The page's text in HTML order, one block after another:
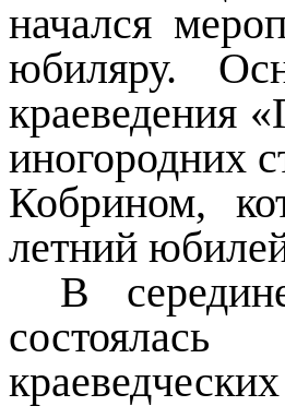
начался
юбиляру.
краеведения
иногородних
Кобрином,
летний
В